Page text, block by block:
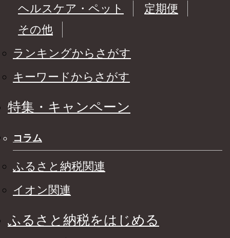
ヘルスケア・ペット
定期便
その他
ランキングからさがす
キーワードからさがす
特集・キャンペーン
コラム
ふるさと納税関連
イオン関連
ふるさと納税をはじめる